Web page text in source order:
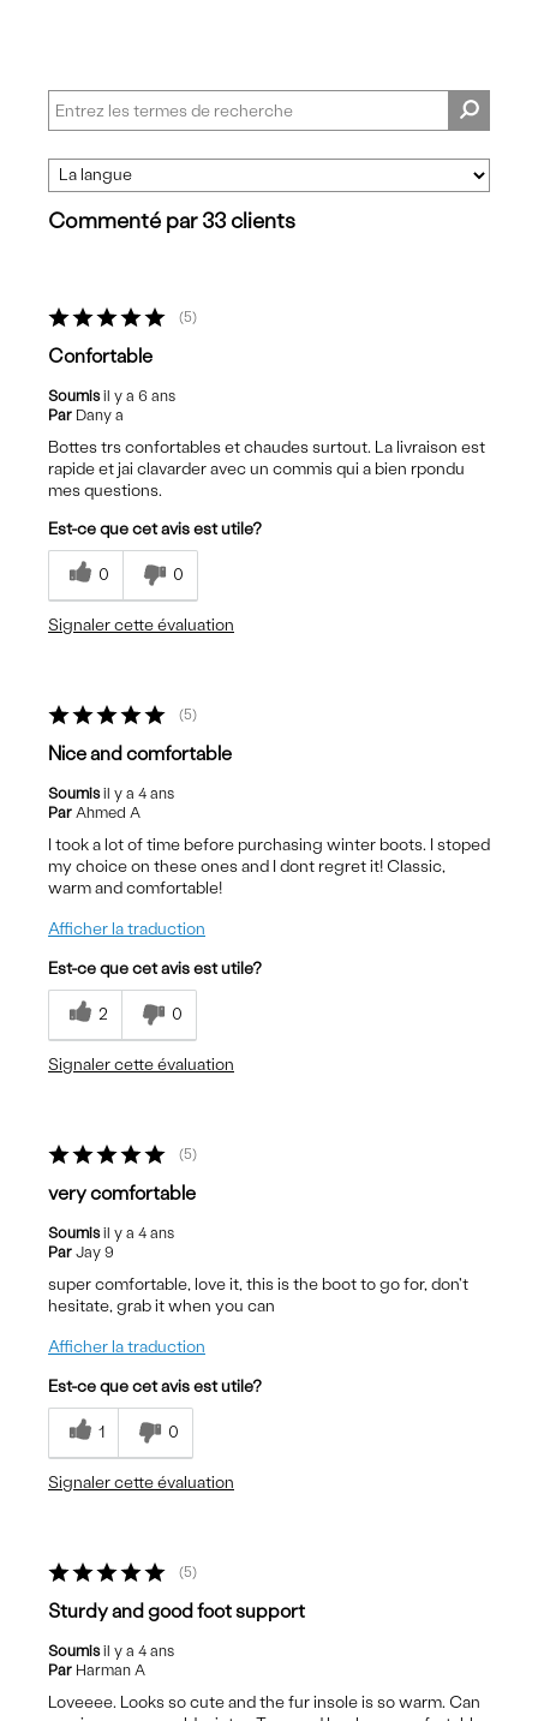
Commenté par 33 clients
5
Confortable
Soumisil y a 6 ans
Par Dany a
Bottes trs confortables et chaudes surtout. La livraison est
rapide et jai clavarder avec un commis qui a bien rpondu
mes questions.
Est-ce que cet avis est utile?
0 0
Signaler cette évaluation
5
Nice and comfortable
Soumisil y a 4 ans
Par Ahmed A
I took a lot of time before purchasing winter boots. I stoped
my choice on these ones and I dont regret it! Classic,
warm and comfortable!
Afficher la traduction
Est-ce que cet avis est utile?
2 0
Signaler cette évaluation
5
very comfortable
Soumisil y a 4 ans
Par Jay 9
super comfortable, love it, this is the boot to go for, don't
hesitate, grab it when you can
Afficher la traduction
Est-ce que cet avis est utile?
1 0
Signaler cette évaluation
5
Sturdy and good foot support
Soumisil y a 4 ans
Par Harman A
Loveeee. Looks so cute and the fur insole is so warm. Can